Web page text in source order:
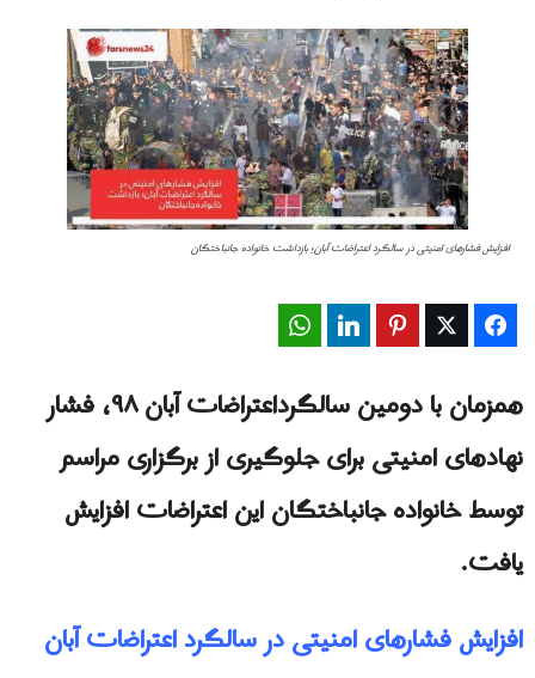
افزایش فشارهای امنیتی در سالگرد اعتراضات آبان؛ بازداشت خانواده جانباختگان
Facebook
Twitter
Pinterest
LinkedIn
همزمان با دومین سالگرداعتراضات آبان‌ ۹۸، فشار
نهادهای امنیتی برای جلوگیری از برگزاری مراسم
توسط خانواده جانباختگان این اعتراضات افزایش
یافت.
افزایش فشارهای امنیتی در سالگرد اعتراضات آبان